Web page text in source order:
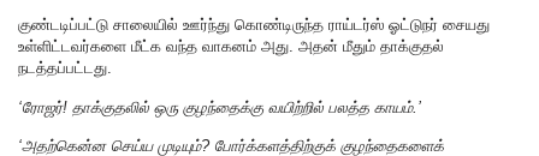
குண்டடிப்பட்டு சாலையில் ஊர்ந்து கொண்டிருந்த ராய்டர்ஸ் ஓட்டுநர் சையது
உள்ளிட்டவர்களை மீட்க வந்த வாகனம் அது. அதன் மீதும் தாக்குதல்
நடத்தப்பட்டது.
‘ரோஜர்! தாக்குதலில் ஒரு குழந்தைக்கு வயிற்றில் பலத்த காயம்.’
‘அதற்கென்ன செய்ய முடியும்? போர்க்களத்திற்குக் குழந்தைகளைக்